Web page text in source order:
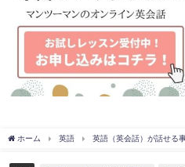
ホーム 英語 英語（英会話）が話せる